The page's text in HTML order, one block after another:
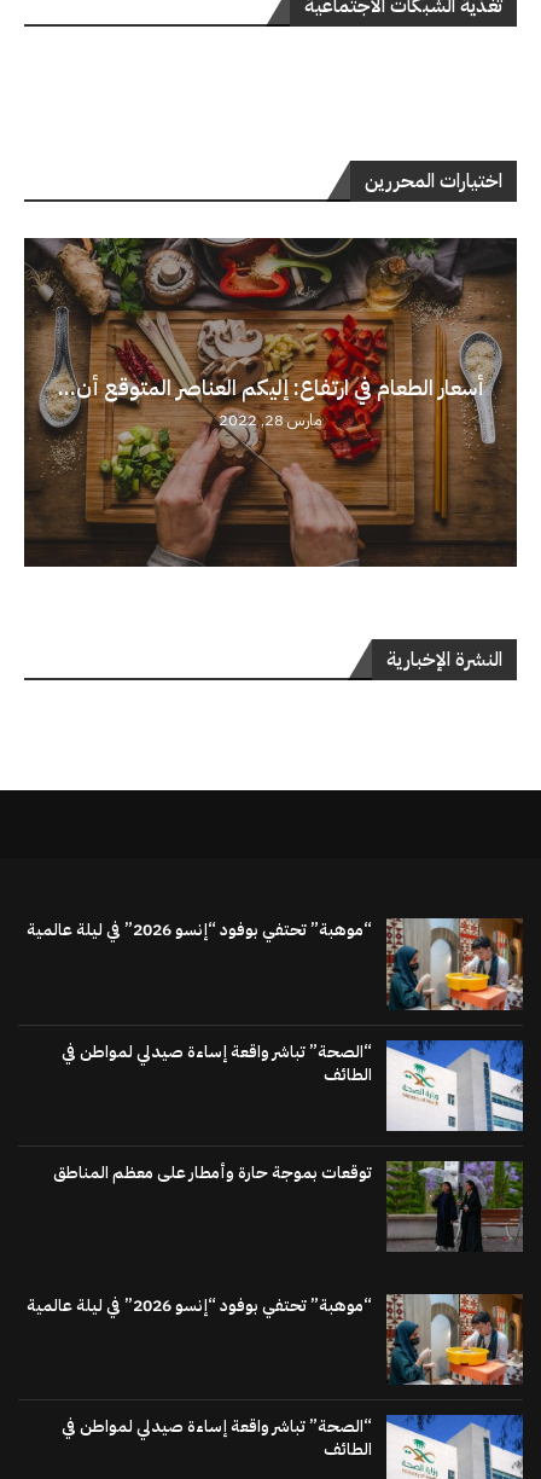
تغذية الشبكات الاجتماعية
اختيارات المحررين
أسعار الطعام في ارتفاع: إليكم العناصر المتوقع أن...
مارس 28, 2022
النشرة الإخبارية
“موهبة” تحتفي بوفود “إنسو 2026” في ليلة عالمية
“الصحة” تباشر واقعة إساءة صيدلي لمواطن في
الطائف
توقعات بموجة حارة وأمطار على معظم المناطق
“موهبة” تحتفي بوفود “إنسو 2026” في ليلة عالمية
“الصحة” تباشر واقعة إساءة صيدلي لمواطن في
الطائف